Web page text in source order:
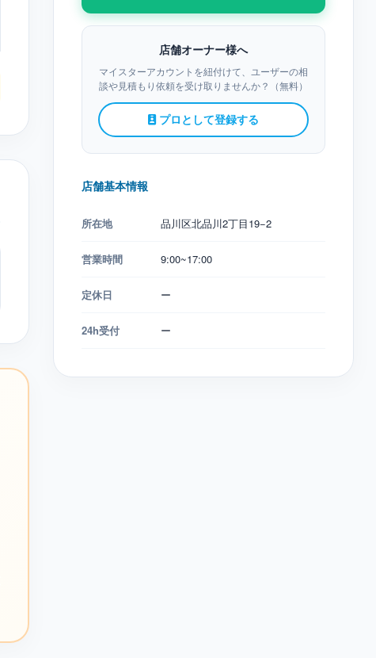
店舗オーナー様へ
マイスターアカウントを紐付けて、ユーザーの相
談や見積もり依頼を受け取りませんか？（無料）
プロとして登録する
店舗基本情報
所在地 品川区北品川2丁目19−2
営業時間 9:00~17:00
定休日 ー
24h受付 ー